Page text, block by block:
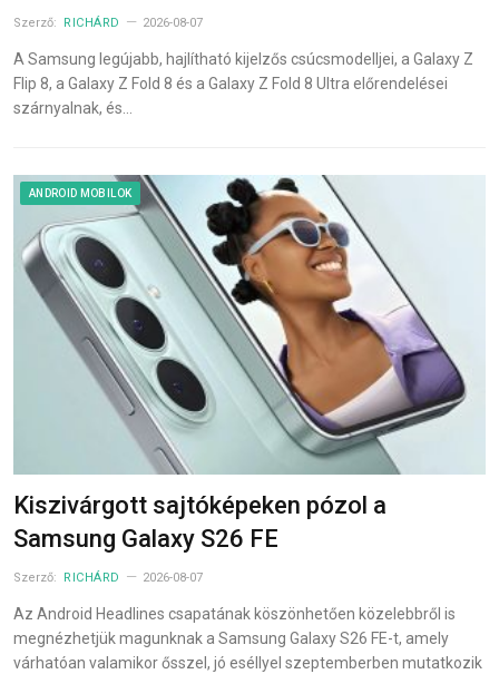
Szerző: RICHÁRD 2026-08-07
A Samsung legújabb, hajlítható kijelzős csúcsmodelljei, a Galaxy Z
Flip 8, a Galaxy Z Fold 8 és a Galaxy Z Fold 8 Ultra előrendelései
szárnyalnak, és…
ANDROID MOBILOK
Kiszivárgott sajtóképeken pózol a
Samsung Galaxy S26 FE
Szerző: RICHÁRD 2026-08-07
Az Android Headlines csapatának köszönhetően közelebbről is
megnézhetjük magunknak a Samsung Galaxy S26 FE-t, amely
várhatóan valamikor ősszel, jó eséllyel szeptemberben mutatkozik